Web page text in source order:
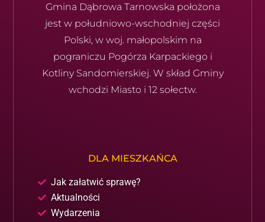
Gmina Dąbrowa Tarnowska położona
jest w południowo-wschod­niej części
Polski, w woj. małopolskim na
pograniczu Pogórza Karpackiego i
Kotliny Sandomierskiej. W skład Gminy
wchodzi Miasto i 12 sołectw.
DLA MIESZKAŃCA
Jak załatwić sprawę?
Aktualności
Wydarzenia